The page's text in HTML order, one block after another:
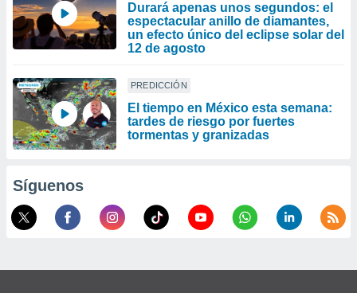
Durará apenas unos segundos: el
espectacular anillo de diamantes,
un efecto único del eclipse solar del
12 de agosto
PREDICCIÓN
El tiempo en México esta semana:
tardes de riesgo por fuertes
tormentas y granizadas
Síguenos